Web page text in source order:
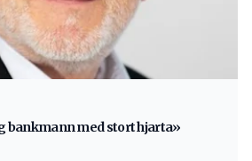
bankmann med stort hjarta»